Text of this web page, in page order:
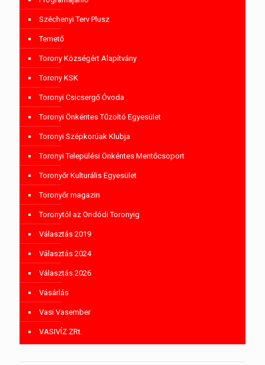
Széchenyi Terv Plusz
Temető
Torony Községért Alapítvány
Torony KSK
Toronyi Csicsergő Óvoda
Toronyi Önkéntes Tűzoltó Egyesület
Toronyi Szépkorúak Klubja
Toronyi Települési Önkéntes Mentőcsoport
Toronyőr Kulturális Egyesület
Toronyőr magazin
Toronytól az Ondódi Toronyig
Választás 2019
Választás 2024
Választás 2026
Vásárlás
Vasi Vasember
VASIVÍZ ZRt.